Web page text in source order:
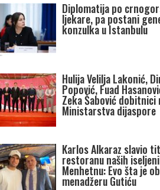
Diplomatija po
ljekare, pa postani
konzulka u Istanbulu
Hulija Velilja Lakonić,
Popović, Fuad
Zeka Šabović dobitnici
Ministarstva dijaspore
Karlos Alkaraz slavio
restoranu naših
Menhetnu: Evo šta je
menadžeru Gutiću